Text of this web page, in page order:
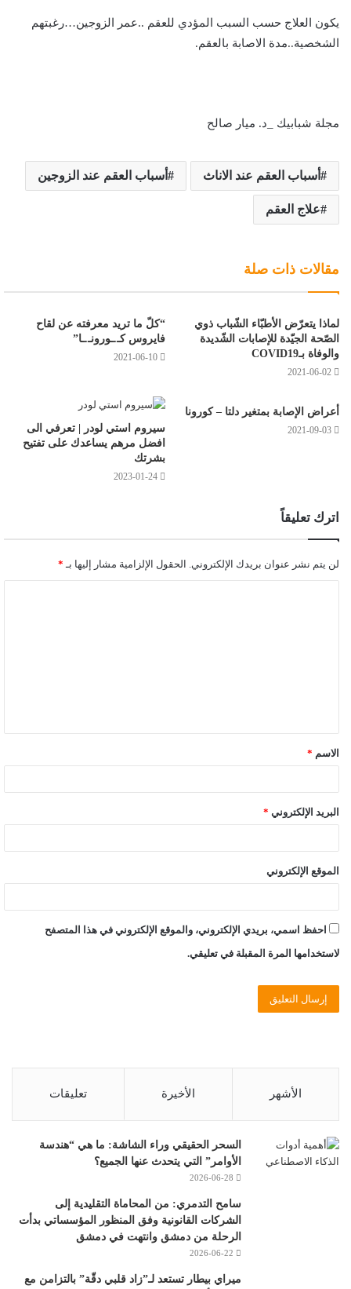
يكون العلاج حسب السبب المؤدي للعقم ..عمر الزوجين…رغبتهم
الشخصية..مدة الاصابة بالعقم.
مجلة شبابيك _د. ميار صالح
أسباب العقم عند الاناث أسباب العقم عند الزوجين
علاج العقم
مقالات ذات صلة
لماذا يتعرّض الأطبّاء الشّباب ذوي
الصّحة الجيّدة للإصابات الشّديدة
والوفاة بـCOVID19
2021-06-02
“كلّ ما تريد معرفته عن لقاح
فايروس كـ.ـورونـ.ـا”
2021-06-10
أعراض الإصابة بمتغير دلتا – كورونا
2021-09-03
سيروم استي لودر | تعرفي الى
افضل مرهم يساعدك على تفتيح
بشرتك
2023-01-24
اترك تعليقاً
لن يتم نشر عنوان بريدك الإلكتروني. الحقول الإلزامية مشار إليها بـ *
الاسم *
البريد الإلكتروني *
الموقع الإلكتروني
احفظ اسمي، بريدي الإلكتروني، والموقع الإلكتروني في هذا المتصفح
لاستخدامها المرة المقبلة في تعليقي.
الأشهر الأخيرة تعليقات
السحر الحقيقي وراء الشاشة: ما هي “هندسة
الأوامر” التي يتحدث عنها الجميع؟
2026-06-28
سامح التدمري: من المحاماة التقليدية إلى
الشركات القانونية وفق المنظور المؤسساتي بدأت
الرحلة من دمشق وانتهت في دمشق
2026-06-22
ميراي بيطار تستعد لـ”زاد قلبي دقّة” بالتزامن مع